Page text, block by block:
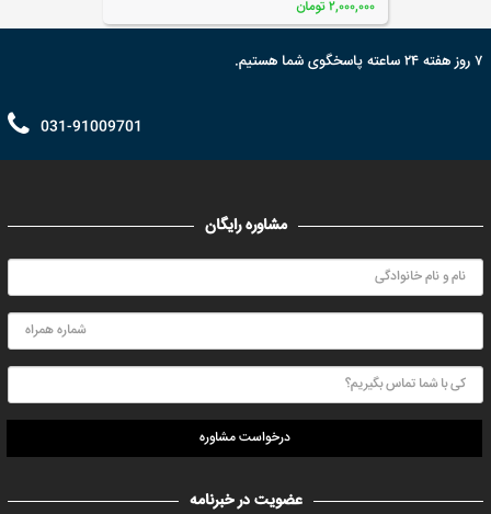
۷ روز هفته ۲۴ ساعته پاسخگوی شما هستیم.
031-91009701
مشاوره رایگان
درخواست مشاوره
عضویت در خبرنامه